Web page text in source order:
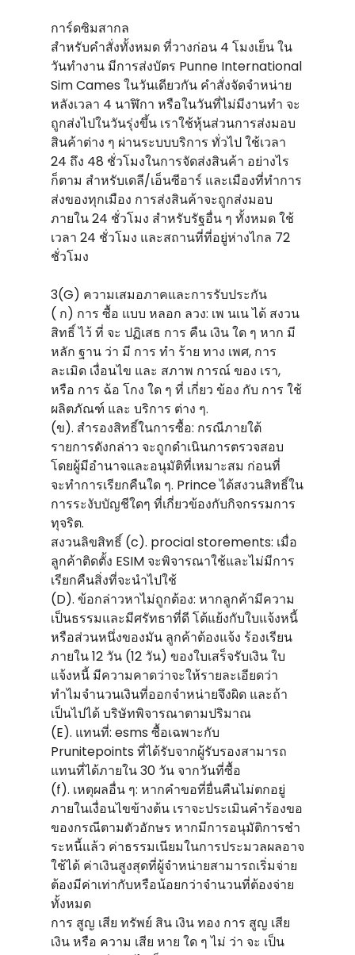
การ์ดซิมสากล
สําหรับคําสั่งทั้งหมด ที่วางก่อน 4 โมงเย็น ใน
วันทํางาน มีการส่งบัตร Punne International
Sim Cames ในวันเดียวกัน คําสั่งจัดจําหน่าย
หลังเวลา 4 นาฬิกา หรือในวันที่ไม่มีงานทํา จะ
ถูกส่งไปในวันรุ่งขึ้น เราใช้หุ้นส่วนการส่งมอบ
สินค้าต่าง ๆ ผ่านระบบบริการ ทั่วไป ใช้เวลา
24 ถึง 48 ชั่วโมงในการจัดส่งสินค้า อย่างไร
ก็ตาม สําหรับเดลี/เอ็นซีอาร์ และเมืองที่ทําการ
ส่งของทุกเมือง การส่งสินค้าจะถูกส่งมอบ
ภายใน 24 ชั่วโมง สําหรับรัฐอื่น ๆ ทั้งหมด ใช้
เวลา 24 ชั่วโมง และสถานที่ที่อยู่ห่างไกล 72
ชั่วโมง
3(G) ความเสมอภาคและการรับประกัน
( ก) การ ซื้อ แบบ หลอก ลวง: เพ นเน ได้ สงวน
สิทธิ์ ไว้ ที่ จะ ปฏิเสธ การ คืน เงิน ใด ๆ หาก มี
หลัก ฐาน ว่า มี การ ทํา ร้าย ทาง เพศ, การ
ละเมิด เงื่อนไข และ สภาพ การณ์ ของ เรา,
หรือ การ ฉ้อ โกง ใด ๆ ที่ เกี่ยว ข้อง กับ การ ใช้
ผลิตภัณฑ์ และ บริการ ต่าง ๆ.
(ข). สํารองสิทธิ์ในการซื้อ: กรณีภายใต้
รายการดังกล่าว จะถูกดําเนินการตรวจสอบ
โดยผู้มีอํานาจและอนุมัติที่เหมาะสม ก่อนที่
จะทําการเรียกคืนใด ๆ. Prince ได้สงวนสิทธิ์ใน
การระงับบัญชีใดๆ ที่เกี่ยวข้องกับกิจกรรมการ
ทุจริต.
สงวนลิขสิทธิ์ (c). procial storements: เมื่อ
ลูกค้าติดตั้ง ESIM จะพิจารณาใช้และไม่มีการ
เรียกคืนสิ่งที่จะนําไปใช้
(D). ข้อกล่าวหาไม่ถูกต้อง: หากลูกค้ามีความ
เป็นธรรมและมีศรัทธาที่ดี โต้แย้งกับใบแจ้งหนี้
หรือส่วนหนึ่งของมัน ลูกค้าต้องแจ้ง ร้องเรียน
ภายใน 12 วัน (12 วัน) ของใบเสร็จรับเงิน ใบ
แจ้งหนี้ มีความคาดว่าจะให้รายละเอียดว่า
ทําไมจํานวนเงินที่ออกจําหน่ายจึงผิด และถ้า
เป็นไปได้ บริษัทพิจารณาตามปริมาณ
(E). แทนที่: esms ซื้อเฉพาะกับ
Prunitepoints ที่ได้รับจากผู้รับรองสามารถ
แทนที่ได้ภายใน 30 วัน จากวันที่ซื้อ
(f). เหตุผลอื่น ๆ: หากคําขอที่ยื่นคืนไม่ตกอยู่
ภายในเงื่อนไขข้างต้น เราจะประเมินคําร้องขอ
ของกรณีตามตัวอักษร หากมีการอนุมัติการชํา
ระหนี้แล้ว ค่าธรรมเนียมในการประมวลผลอาจ
ใช้ได้ ค่าเงินสูงสุดที่ผู้จําหน่ายสามารถเริ่มจ่าย
ต้องมีค่าเท่ากับหรือน้อยกว่าจํานวนที่ต้องจ่าย
ทั้งหมด
การ สูญ เสีย ทรัพย์ สิน เงิน ทอง การ สูญ เสีย
เงิน หรือ ความ เสีย หาย ใด ๆ ไม่ ว่า จะ เป็น